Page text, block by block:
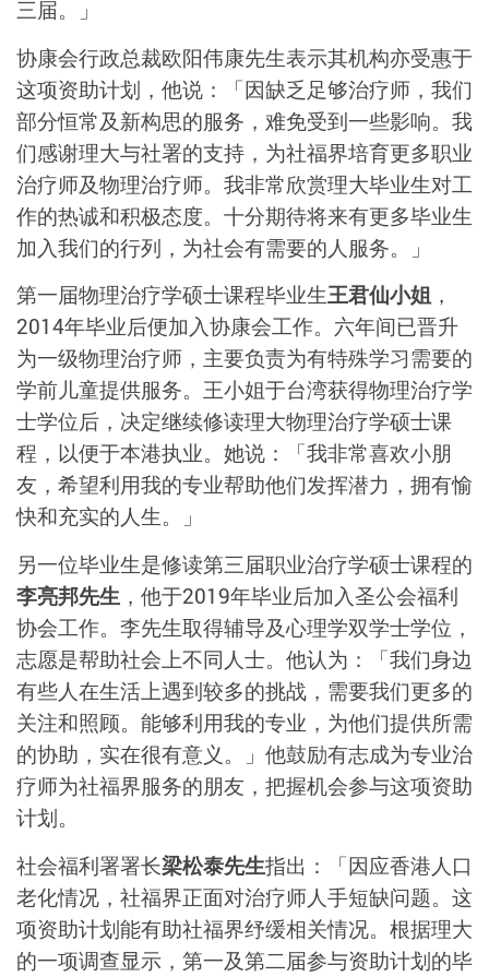
三届。」
协康会行政总裁欧阳伟康先生表示其机构亦受惠于
这项资助计划，他说：「因缺乏足够治疗师，我们
部分恒常及新构思的服务，难免受到一些影响。我
们感谢理大与社署的支持，为社福界培育更多职业
治疗师及物理治疗师。我非常欣赏理大毕业生对工
作的热诚和积极态度。十分期待将来有更多毕业生
加入我们的行列，为社会有需要的人服务。」
第一届物理治疗学硕士课程毕业生王君仙小姐，
2014年毕业后便加入协康会工作。六年间已晋升
为一级物理治疗师，主要负责为有特殊学习需要的
学前儿童提供服务。王小姐于台湾获得物理治疗学
士学位后，决定继续修读理大物理治疗学硕士课
程，以便于本港执业。她说：「我非常喜欢小朋
友，希望利用我的专业帮助他们发挥潜力，拥有愉
快和充实的人生。」
另一位毕业生是修读第三届职业治疗学硕士课程的
李亮邦先生 ，他于2019年毕业后加入圣公会福利
协会工作。李先生取得辅导及心理学双学士学位，
志愿是帮助社会上不同人士。他认为：「我们身边
有些人在生活上遇到较多的挑战，需要我们更多的
关注和照顾。能够利用我的专业，为他们提供所需
的协助，实在很有意义。」他鼓励有志成为专业治
疗师为社福界服务的朋友，把握机会参与这项资助
计划。
社会福利署署长梁松泰先生指出：「因应香港人口
老化情况，社福界正面对治疗师人手短缺问题。这
项资助计划能有助社福界纾缓相关情况。根据理大
的一项调查显示，第一及第二届参与资助计划的毕